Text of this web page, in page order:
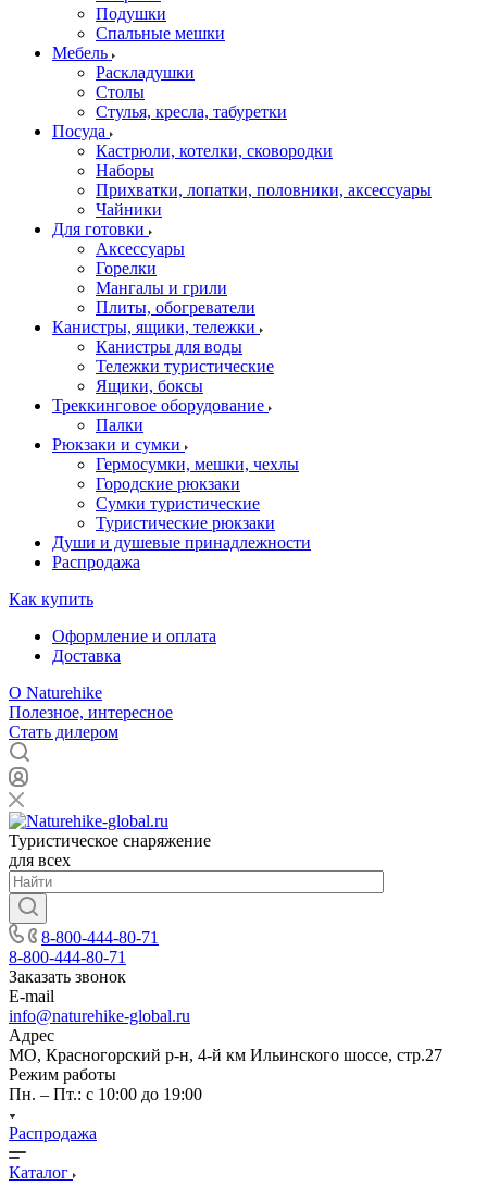
Подушки
Спальные мешки
Мебель
Раскладушки
Столы
Стулья, кресла, табуретки
Посуда
Кастрюли, котелки, сковородки
Наборы
Прихватки, лопатки, половники, аксессуары
Чайники
Для готовки
Аксессуары
Горелки
Мангалы и грили
Плиты, обогреватели
Канистры, ящики, тележки
Канистры для воды
Тележки туристические
Ящики, боксы
Треккинговое оборудование
Палки
Рюкзаки и сумки
Гермосумки, мешки, чехлы
Городские рюкзаки
Сумки туристические
Туристические рюкзаки
Души и душевые принадлежности
Распродажа
Как купить
Оформление и оплата
Доставка
О Naturehike
Полезное, интересное
Стать дилером
Туристическое снаряжение
для всех
8-800-444-80-71
8-800-444-80-71
Заказать звонок
E-mail
info@naturehike-global.ru
Адрес
МО, Красногорский р-н, 4-й км Ильинского шоссе, стр.27
Режим работы
Пн. – Пт.: с 10:00 до 19:00
Распродажа
Каталог